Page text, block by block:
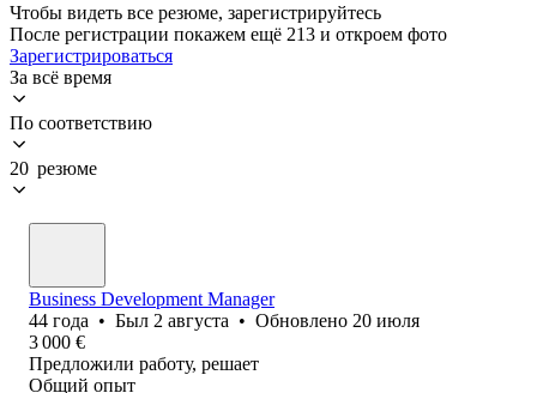
Чтобы видеть все резюме, зарегистрируйтесь
После регистрации покажем ещё 213 и откроем фото
Зарегистрироваться
За всё время
По соответствию
20 резюме
Business Development Manager
44 года • Был 2 августа • Обновлено 20 июля
3 000 €
Предложили работу, решает
Общий опыт